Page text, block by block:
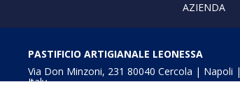
AZIENDA
PASTIFICIO ARTIGIANALE LEONESSA
Via Don Minzoni, 231 80040 Cercola | Napoli |
Italy